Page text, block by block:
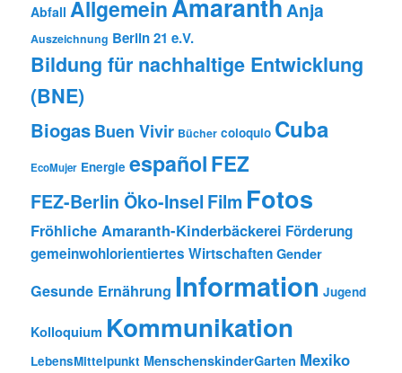
Abfall AllgemeinAmaranthAnja
Auszeichnung Berlin 21 e.V.
Bildung für nachhaltige Entwicklung
(BNE)
BiogasBuen Vivir Bücher coloquio Cuba
EcoMujer Energie españolFEZ
FEZ-Berlin Öko-Insel Film Fotos
Fröhliche Amaranth-Kinderbäckerei Förderung
gemeinwohlorientiertes Wirtschaften Gender
Gesunde Ernährung Information Jugend
Kolloquium Kommunikation
LebensMittelpunkt MenschenskinderGarten Mexiko